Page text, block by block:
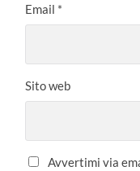
Email *
Sito web
Avvertimi via